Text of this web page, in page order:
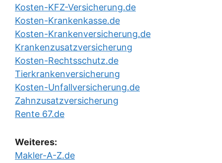
Kosten-KFZ-Versicherung.de
Kosten-Krankenkasse.de
Kosten-Krankenversicherung.de
Krankenzusatzversicherung
Kosten-Rechtsschutz.de
Tierkrankenversicherung
Kosten-Unfallversicherung.de
Zahnzusatzversicherung
Rente 67.de
Weiteres:
Makler-A-Z.de